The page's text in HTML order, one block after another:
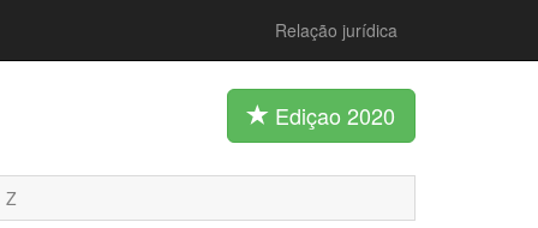
Relação jurídica
Ediçao 2020
Z